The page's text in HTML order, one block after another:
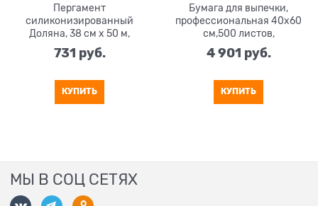
Пергамент
силиконизированный
Доляна, 38 см х 50 м,
коричневый, жиростойкий
731 руб.
КУПИТЬ
Бумага для выпечки,
профессиональная 40х60
см,500 листов,
силиконизированная,
коричневая
4 901 руб.
КУПИТЬ
МЫ В СОЦ СЕТЯХ